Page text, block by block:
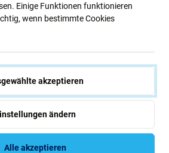
Abonnieren
Einige Funktionen funktionieren
wenn bestimmte Cookies
akzeptieren
ändern
Alle akzeptieren